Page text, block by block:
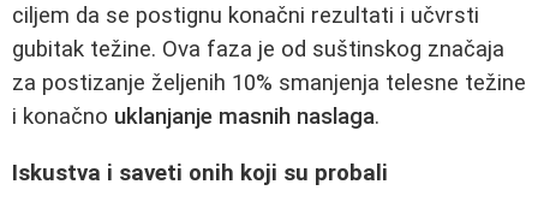
ciljem da se postignu konačni rezultati i učvrsti
gubitak težine. Ova faza je od suštinskog značaja
za postizanje željenih 10% smanjenja telesne težine
i konačno uklanjanje masnih naslaga.
Iskustva i saveti onih koji su probali